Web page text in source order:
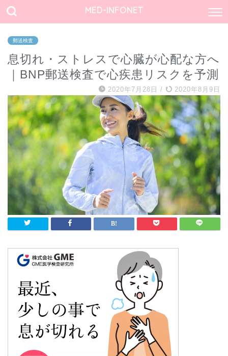
MED-INFONET
郵送検査
息切れ・ストレスで心臓が心配な方へ
｜BNP郵送検査で心疾患リスクを予測
2020年7月28日 / 2020年8月9日